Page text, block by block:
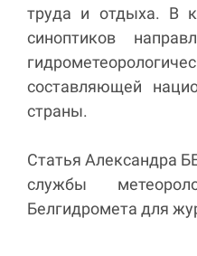
труда и отдыха. В
синоптиков
составляющей
страны.
Статья Александра
службы
Белгидромета для